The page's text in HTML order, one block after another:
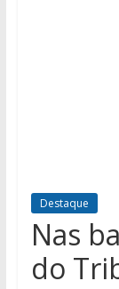
Destaque
Nas
do